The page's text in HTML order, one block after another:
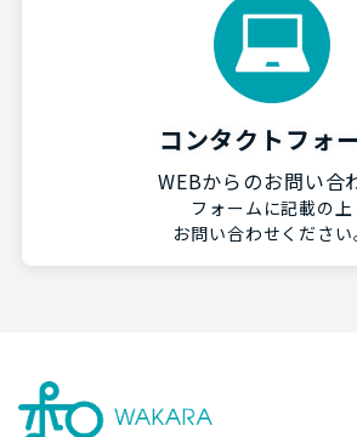
コンタクトフォ
WEBからのお問い合
フォームに記載の上
お問い合わせください